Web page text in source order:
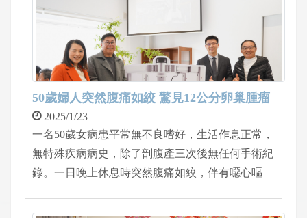
全，通常會隨時間改善。」經醫病溝通並考量對孩
子自信心的影響後，建議調整生活習慣並搭配使用
藥物治療。目前孩子在藥物控制下幾乎不需要尿
布，將持續門診追蹤並與家長討論後續計畫。
50歲婦人突然腹痛如絞 驚見12公分卵巢腫瘤
2025/1/23
一名50歲女病患平常無不良嗜好，生活作息正常，
無特殊疾病病史，除了剖腹產三次後無任何手術紀
錄。一日晚上休息時突然腹痛如絞，伴有噁心嘔
大的卵巢腫瘤，已把整個骨盆腔塞滿，且有卵巢扭